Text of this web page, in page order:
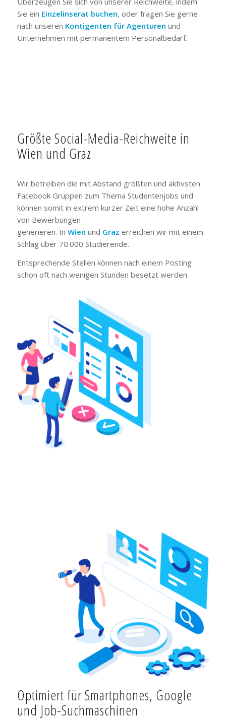
Sie ein Einzelinserat buchen, oder fragen Sie gerne
nach unseren Kontigenten für Agenturen und
Unternehmen mit permanentem Personalbedarf.
Größte Social-Media-Reichweite in
Wien und Graz
Wir betreiben die mit Abstand größten und aktivsten
Facebook Gruppen zum Thema Studentenjobs und
können somit in extrem kurzer Zeit eine hohe Anzahl
von Bewerbungen
generieren. In Wien und Graz erreichen wir mit einem
Schlag über 70.000 Studierende.
Entsprechende Stellen können nach einem Posting
schon oft nach wenigen Stunden besetzt werden.
Optimiert für Smartphones, Google
und Job-Suchmaschinen